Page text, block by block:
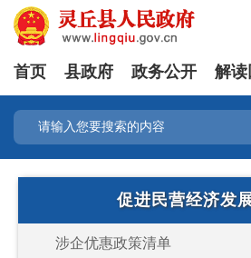
首页 县政府 政务公开 解读
促进民营经济发
涉企优惠政策清单